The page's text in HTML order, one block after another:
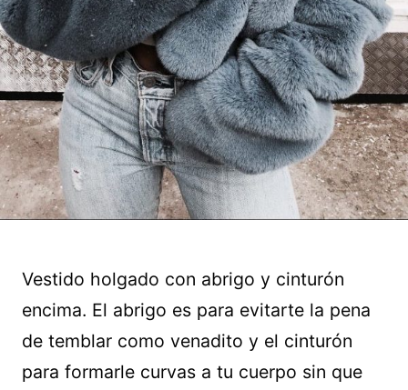
Vestido holgado con abrigo y cinturón
encima. El abrigo es para evitarte la pena
de temblar como venadito y el cinturón
para formarle curvas a tu cuerpo sin que